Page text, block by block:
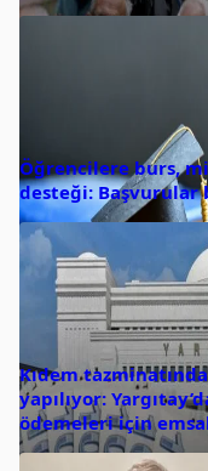
Öğrencilere burs,
desteği: Başvurular
Kıdem
yapılıyor:
ödemeleri için